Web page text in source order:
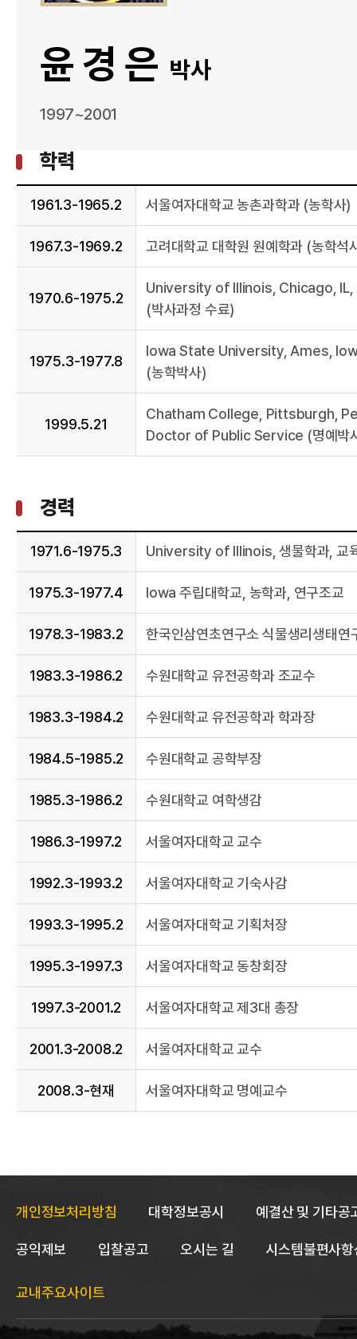
윤경은 박사
1997~2001
학력
1961.3-1965.2 서울여자대학교 농촌과학과 (농학사)
1967.3-1969.2 고려대학교 대학원 원예학과 (농학석
1970.6-1975.2
University of Illinois, Chicago, IL,
(박사과정 수료)
1975.3-1977.8
Iowa State University, Ames,
(농학박사)
1999.5.21
Chatham College, Pittsburgh,
Doctor of Public Service (명예박
경력
1971.6-1975.3 University of Illinois, 생물학과, 교
1975.3-1977.4 Iowa 주립대학교, 농학과, 연구조교
1978.3-1983.2 한국인삼연초연구소 식물생리생태연
1983.3-1986.2 수원대학교 유전공학과 조교수
1983.3-1984.2 수원대학교 유전공학과 학과장
1984.5-1985.2 수원대학교 공학부장
1985.3-1986.2 수원대학교 여학생감
1986.3-1997.2 서울여자대학교 교수
1992.3-1993.2 서울여자대학교 기숙사감
1993.3-1995.2 서울여자대학교 기획처장
1995.3-1997.3 서울여자대학교 동창회장
1997.3-2001.2 서울여자대학교 제3대 총장
2001.3-2008.2 서울여자대학교 교수
2008.3-현재 서울여자대학교 명예교수
개인정보처리방침 대학정보공시 예결산 및 기타공
공익제보 입찰공고 오시는 길 시스템불편사
교내주요사이트